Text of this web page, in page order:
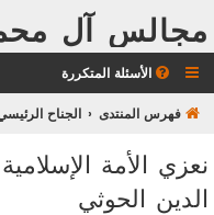
مجالس آل
الأسئلة المتكررة
فهرس المنتدى الجناح
نعزي الأمة
الدين الحوثي